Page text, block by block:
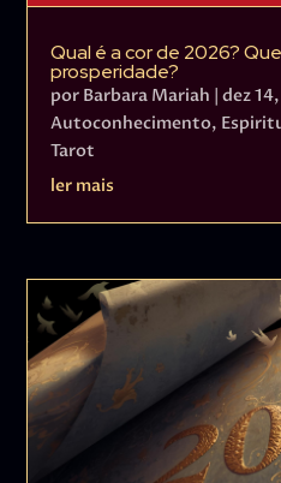
Qual é a cor de 2026?
prosperidade?
por Barbara Mariah |dez
Autoconhecimento,
Tarot
ler mais